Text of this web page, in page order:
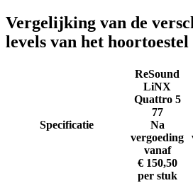
Vergelijking van de
levels van het hoortoestel
Specificatie
ReSound
LiNX
Quattro 5
77
Na
vergoeding
vanaf
€ 150,50
per stuk